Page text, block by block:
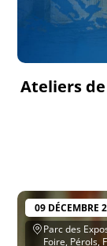
Ateliers
09 DÉCEMBRE
Parc des
Foire, Pérols,